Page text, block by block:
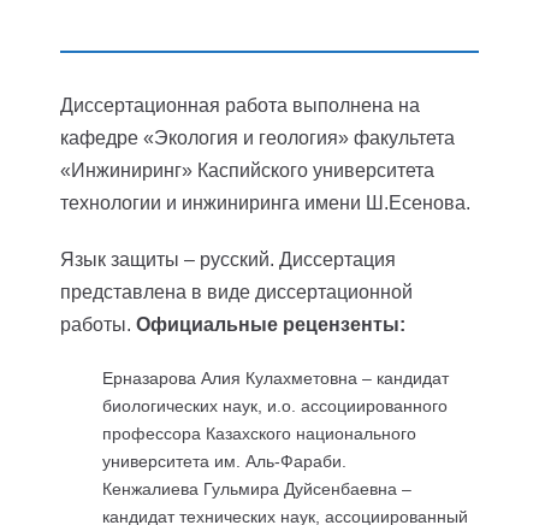
Диссертационная работа выполнена на
кафедре «Экология и геология» факультета
«Инжиниринг» Каспийского университета
технологии и инжиниринга имени Ш.Есенова.
Язык защиты – русский. Диссертация
представлена в виде диссертационной
работы. Официальные рецензенты:
Ерназарова Алия Кулахметовна – кандидат
биологических наук, и.о. ассоциированного
профессора Казахского национального
университета им. Аль-Фараби.
Кенжалиева Гульмира Дуйсенбаевна –
кандидат технических наук, ассоциированный